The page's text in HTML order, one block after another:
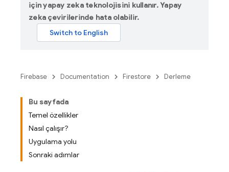
için yapay zeka teknolojisini kullanır. Yapay
zeka çevirilerinde hata olabilir.
Firebase Documentation Firestore Derleme
Bu sayfada
Temel özellikler
Nasıl çalışır?
Uygulama yolu
Sonraki adımlar